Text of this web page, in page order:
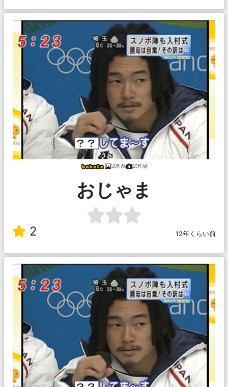
試作品 試作品
おじゃま
2 12年くらい前